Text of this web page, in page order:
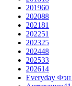
201960
202088
202181
202251
202325
202448
202533
202614
Everyday